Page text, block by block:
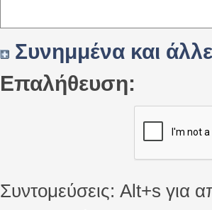
Συνημμένα και
Επαλήθευση:
Συντομεύσεις: Alt+s για